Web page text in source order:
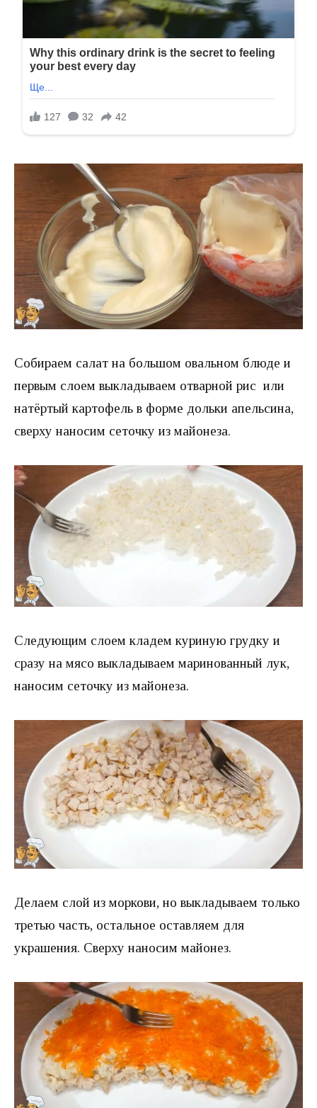
Собираем салат на большом овальном блюде и
первым слоем выкладываем отварной рис или
натёртый картофель в форме дольки апельсина,
сверху наносим сеточку из майонеза.
Следующим слоем кладем куриную грудку и
сразу на мясо выкладываем маринованный лук,
наносим сеточку из майонеза.
Делаем слой из моркови, но выкладываем только
третью часть, остальное оставляем для
украшения. Сверху наносим майонез.